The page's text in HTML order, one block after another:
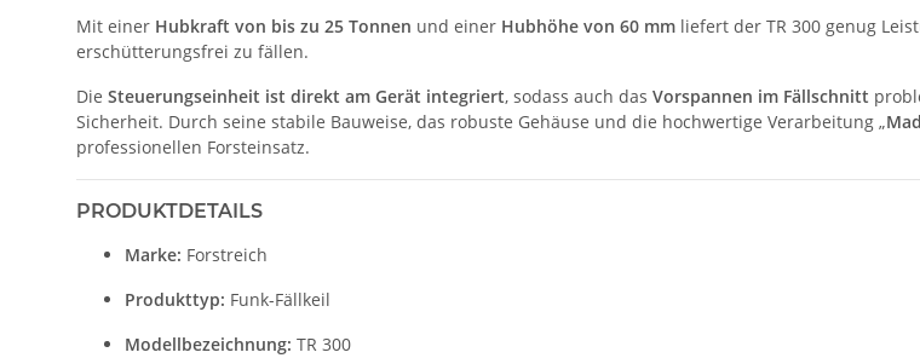
Mit einer Hubkraft von bis zu 25 Tonnen und einer Hubhöhe von 60 mm liefert der TR 300 genug
erschütterungsfrei zu fällen.
Die Steuerungseinheit ist direkt am Gerät integriert, sodass auch das Vorspannen im Fällschnitt
Sicherheit. Durch seine stabile Bauweise, das robuste Gehäuse und die hochwertige Verarbeitung „
professionellen Forsteinsatz.
PRODUKTDETAILS
Marke: Forstreich
Produkttyp: Funk-Fällkeil
Modellbezeichnung: TR 300